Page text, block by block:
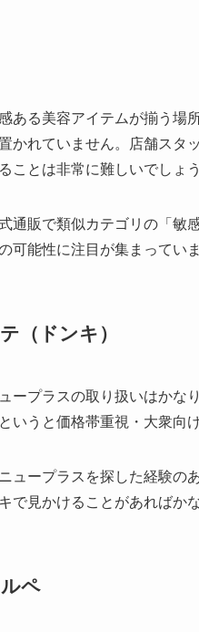
ある美容アイテムが揃う場
かれていません。店舗スタ
ことは非常に難しいでしょう
通販で類似カテゴリの「敏
可能性に注目が集まっていま
（ドンキ）
ープラスの取り扱いはかな
いうと価格帯重視・大衆向
ュープラスを探した経験の
で見かけることがあればか
ペ